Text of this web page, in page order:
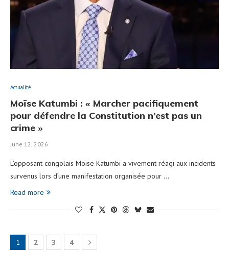
Actualité
Moïse Katumbi : « Marcher pacifiquement
pour défendre la Constitution n’est pas un
crime »
June 12, 2026
L’opposant congolais Moïse Katumbi a vivement réagi aux incidents
survenus lors d’une manifestation organisée pour …
Read more
1 2 3 4